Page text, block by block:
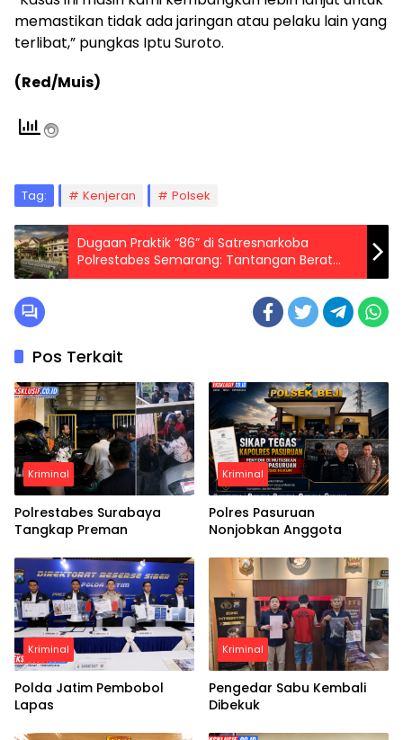
memastikan tidak ada jaringan atau pelaku lain yang
terlibat,” pungkas Iptu Suroto.
(Red/Muis)
Tag: Kenjeran Polsek
Dugaan Praktik “86” di Satresnarkoba
Polrestabes Semarang: Tantangan Berat
Transparansi Hukum
Pos Terkait
Kriminal
Polrestabes Surabaya
Tangkap Preman
Kriminal
Polres Pasuruan
Nonjobkan Anggota
Kriminal
Polda Jatim Pembobol
Lapas
Kriminal
Pengedar Sabu Kembali
Dibekuk